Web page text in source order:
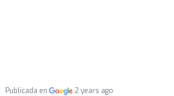
Publicada en 2 years ago